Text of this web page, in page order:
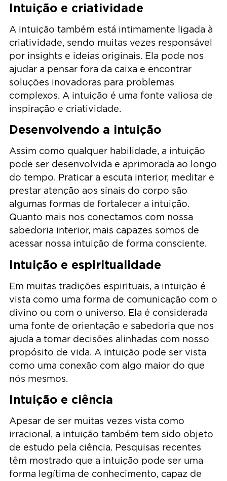
Intuição e criatividade
A intuição também está intimamente ligada à
criatividade, sendo muitas vezes responsável
por insights e ideias originais. Ela pode nos
ajudar a pensar fora da caixa e encontrar
soluções inovadoras para problemas
complexos. A intuição é uma fonte valiosa de
inspiração e criatividade.
Desenvolvendo a intuição
Assim como qualquer habilidade, a intuição
pode ser desenvolvida e aprimorada ao longo
do tempo. Praticar a escuta interior, meditar e
prestar atenção aos sinais do corpo são
algumas formas de fortalecer a intuição.
Quanto mais nos conectamos com nossa
sabedoria interior, mais capazes somos de
acessar nossa intuição de forma consciente.
Intuição e espiritualidade
Em muitas tradições espirituais, a intuição é
vista como uma forma de comunicação com o
divino ou com o universo. Ela é considerada
uma fonte de orientação e sabedoria que nos
ajuda a tomar decisões alinhadas com nosso
propósito de vida. A intuição pode ser vista
como uma conexão com algo maior do que
nós mesmos.
Intuição e ciência
Apesar de ser muitas vezes vista como
irracional, a intuição também tem sido objeto
de estudo pela ciência. Pesquisas recentes
têm mostrado que a intuição pode ser uma
forma legítima de conhecimento, capaz de